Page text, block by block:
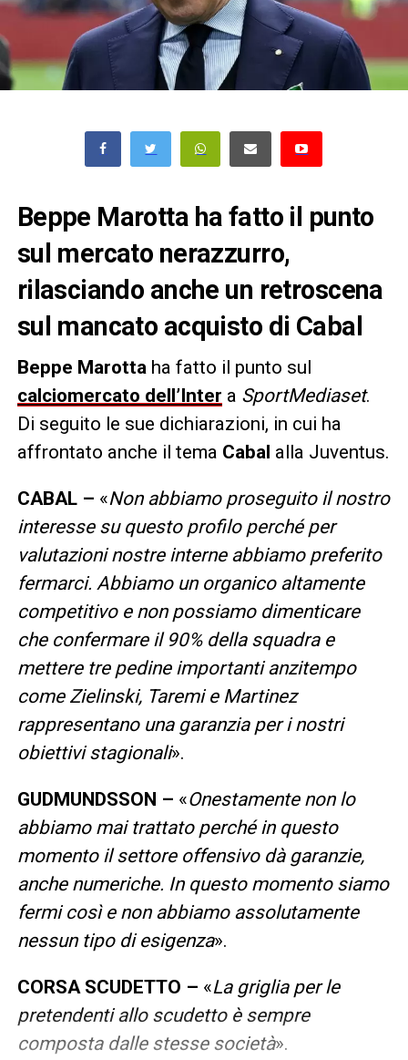
Beppe Marotta ha fatto il punto
sul mercato nerazzurro,
rilasciando anche un retroscena
sul mancato acquisto di Cabal
Beppe Marotta ha fatto il punto sul
calciomercato dell’Inter a SportMediaset.
Di seguito le sue dichiarazioni, in cui ha
affrontato anche il tema Cabal alla Juventus.
CABAL – «Non abbiamo proseguito il nostro
interesse su questo profilo perché per
valutazioni nostre interne abbiamo preferito
fermarci. Abbiamo un organico altamente
competitivo e non possiamo dimenticare
che confermare il 90% della squadra e
mettere tre pedine importanti anzitempo
come Zielinski, Taremi e Martinez
rappresentano una garanzia per i nostri
obiettivi stagionali».
GUDMUNDSSON – «Onestamente non lo
abbiamo mai trattato perché in questo
momento il settore offensivo dà garanzie,
anche numeriche. In questo momento siamo
fermi così e non abbiamo assolutamente
nessun tipo di esigenza».
CORSA SCUDETTO – «La griglia per le
pretendenti allo scudetto è sempre
composta dalle stesse società».